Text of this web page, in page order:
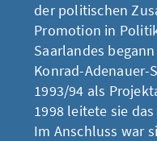
der politischen
Promotion in
Saarlandes
Konrad-
1993/94 als
1998 leitete sie
Im Anschluss war